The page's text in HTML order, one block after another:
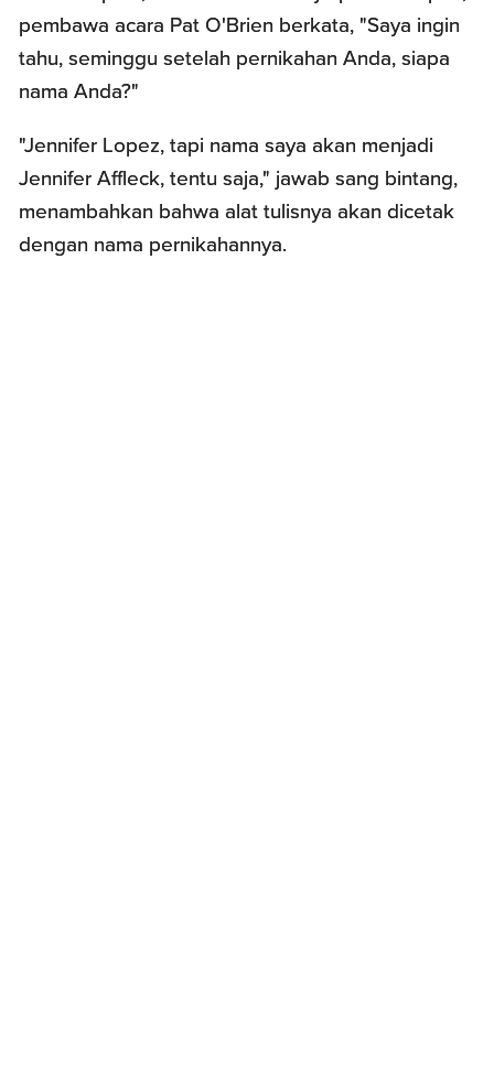
pembawa acara Pat O'Brien berkata, "Saya ingin
tahu, seminggu setelah pernikahan Anda, siapa
nama Anda?"
"Jennifer Lopez, tapi nama saya akan menjadi
Jennifer Affleck, tentu saja," jawab sang bintang,
menambahkan bahwa alat tulisnya akan dicetak
dengan nama pernikahannya.